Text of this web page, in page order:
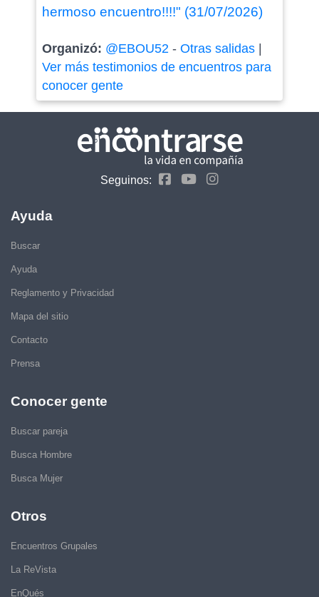
hermoso encuentro!!!!" (31/07/2026)
Organizó: @EBOU52- Otras salidas|
Ver más testimonios de encuentros para
conocer gente
Seguinos:
Ayuda
Buscar
Ayuda
Reglamento y Privacidad
Mapa del sitio
Contacto
Prensa
Conocer gente
Buscar pareja
Busca Hombre
Busca Mujer
Otros
Encuentros Grupales
La ReVista
EnQués